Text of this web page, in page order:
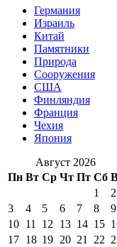
Германия
Израиль
Китай
Памятники
Природа
Сооружения
США
Финляндия
Франция
Чехия
Япония
Август 2026
Пн Вт Ср Чт Пт Сб
1
2
3
4 5 6 7 8
9
10 11 12 13 14 15
17 18 19 20 21 22